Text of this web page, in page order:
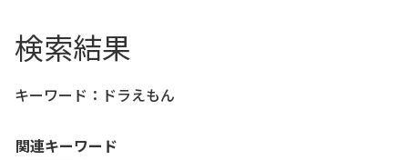
検索結果
キーワード： ドラえもん
関連キーワード